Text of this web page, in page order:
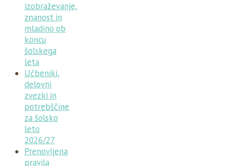
izobraževanje,
znanost in
mladino ob
koncu
šolskega
leta
Učbeniki,
delovni
zvezki in
potrebščine
za šolsko
leto
2026/27
Prenovljena
pravila